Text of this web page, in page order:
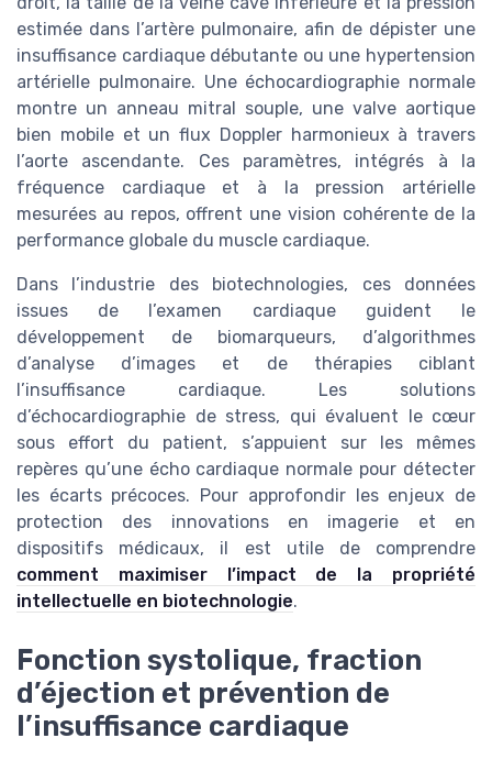
estimée dans l’artère pulmonaire, afin de dépister une
insuffisance cardiaque débutante ou une hypertension
artérielle pulmonaire. Une échocardiographie normale
montre un anneau mitral souple, une valve aortique
bien mobile et un flux Doppler harmonieux à travers
l’aorte ascendante. Ces paramètres, intégrés à la
fréquence cardiaque et à la pression artérielle
mesurées au repos, offrent une vision cohérente de la
performance globale du muscle cardiaque.
Dans l’industrie des biotechnologies, ces données
issues de l’examen cardiaque guident le
développement de biomarqueurs, d’algorithmes
d’analyse d’images et de thérapies ciblant
l’insuffisance cardiaque. Les solutions
d’échocardiographie de stress, qui évaluent le cœur
sous effort du patient, s’appuient sur les mêmes
repères qu’une écho cardiaque normale pour détecter
les écarts précoces. Pour approfondir les enjeux de
protection des innovations en imagerie et en
dispositifs médicaux, il est utile de comprendre
comment maximiser l’impact de la propriété
intellectuelle en biotechnologie.
Fonction systolique, fraction
d’éjection et prévention de
l’insuffisance cardiaque